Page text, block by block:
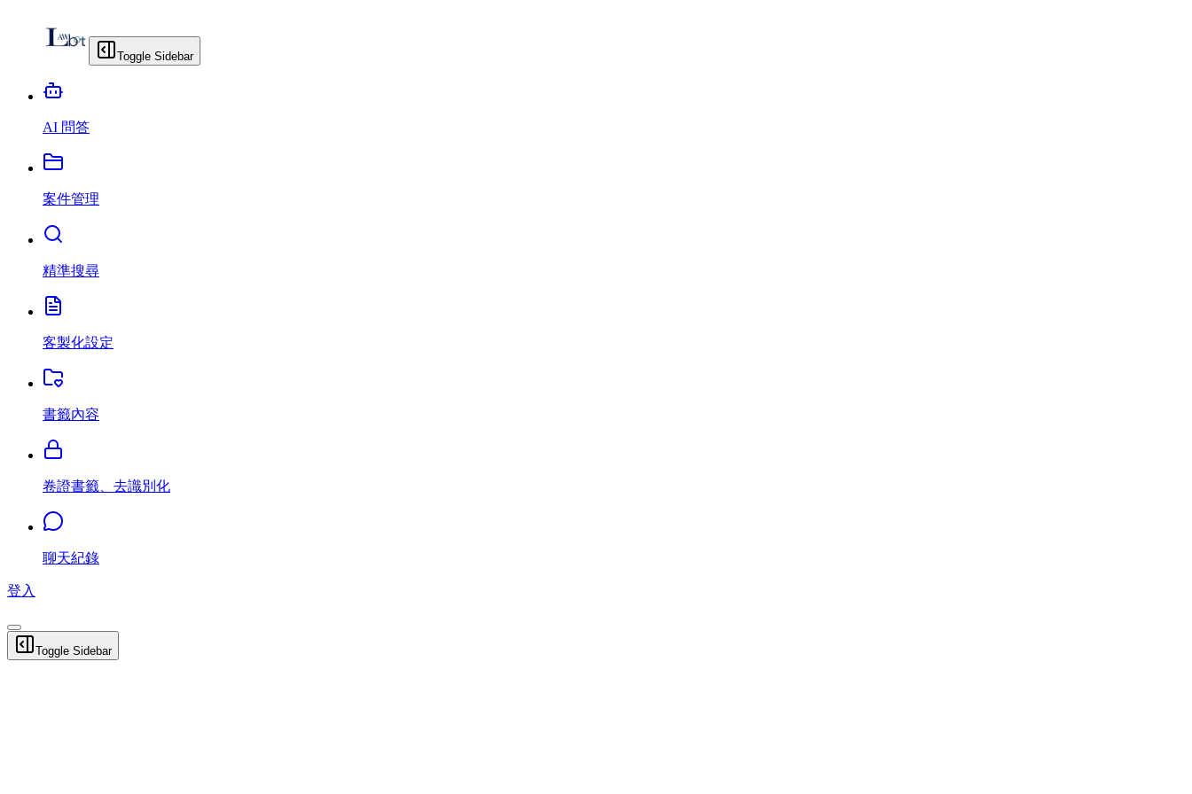
Toggle Sidebar
AI 問答
案件管理
精準搜尋
客製化設定
書籤內容
卷證書籤、去識別化
聊天紀錄
登入
Toggle Sidebar